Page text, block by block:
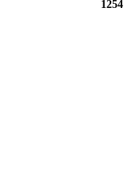
1254